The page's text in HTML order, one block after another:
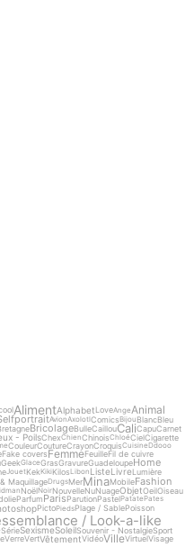
AlimentAlphabetLoveAngeAnimal
AvionAxolotlComicsBijou BlancBleu
BricolageBulleCaillouCaliCapuCarnet
- PoilsChexChienChinoisChloéCielCigarette
CouleurCoutureCrayonCroquisCuisineDdooo
Fake coversFemmeFeuilleFil de cuivre
GeekGlaceGrasGravureGuadeloupeHome
JouetKekKikiKilosLibon ListeLivreLumière
MaquillageDrugsMerMinaMobileFashion
NoëlNoirNouvelleNuNuageObjetOeilOiseau
ParfumParisParutionPastelPatatePates
PictoPiedsPlage / SablePoisson
/ Look-a-like
SérieSexismeSoleilSouvenir - NostalgieSport
VerreVertVêtementVidéoVilleVirtuelVisage